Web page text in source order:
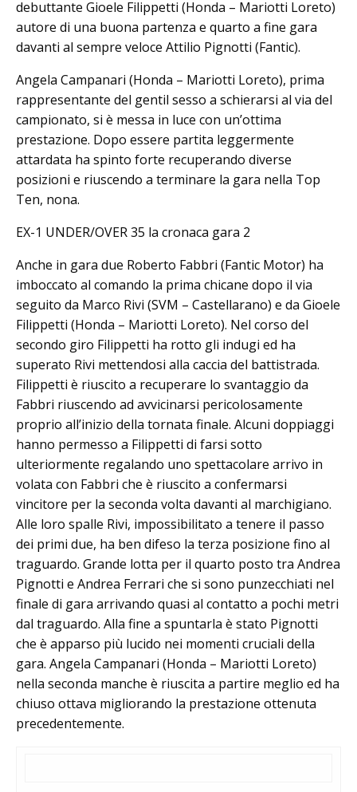
debuttante Gioele Filippetti (Honda – Mariotti Loreto)
autore di una buona partenza e quarto a fine gara
davanti al sempre veloce Attilio Pignotti (Fantic).
Angela Campanari (Honda – Mariotti Loreto), prima
rappresentante del gentil sesso a schierarsi al via del
campionato, si è messa in luce con un’ottima
prestazione. Dopo essere partita leggermente
attardata ha spinto forte recuperando diverse
posizioni e riuscendo a terminare la gara nella Top
Ten, nona.
EX-1 UNDER/OVER 35 la cronaca gara 2
Anche in gara due Roberto Fabbri (Fantic Motor) ha
imboccato al comando la prima chicane dopo il via
seguito da Marco Rivi (SVM – Castellarano) e da Gioele
Filippetti (Honda – Mariotti Loreto). Nel corso del
secondo giro Filippetti ha rotto gli indugi ed ha
superato Rivi mettendosi alla caccia del battistrada.
Filippetti è riuscito a recuperare lo svantaggio da
Fabbri riuscendo ad avvicinarsi pericolosamente
proprio all’inizio della tornata finale. Alcuni doppiaggi
hanno permesso a Filippetti di farsi sotto
ulteriormente regalando uno spettacolare arrivo in
volata con Fabbri che è riuscito a confermarsi
vincitore per la seconda volta davanti al marchigiano.
Alle loro spalle Rivi, impossibilitato a tenere il passo
dei primi due, ha ben difeso la terza posizione fino al
traguardo. Grande lotta per il quarto posto tra Andrea
Pignotti e Andrea Ferrari che si sono punzecchiati nel
finale di gara arrivando quasi al contatto a pochi metri
dal traguardo. Alla fine a spuntarla è stato Pignotti
che è apparso più lucido nei momenti cruciali della
gara. Angela Campanari (Honda – Mariotti Loreto)
nella seconda manche è riuscita a partire meglio ed ha
chiuso ottava migliorando la prestazione ottenuta
precedentemente.